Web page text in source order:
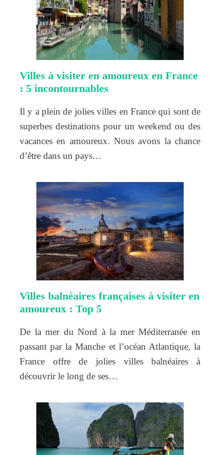
Villes à visiter en amoureux en France
: 5 incontournables
Il y a plein de jolies villes en France qui sont de
superbes destinations pour un weekend ou des
vacances en amoureux. Nous avons la chance
d’être dans un pays…
Villes balnéaires françaises à visiter en
amoureux : Top 5
De la mer du Nord à la mer Méditerranée en
passant par la Manche et l’océan Atlantique, la
France offre de jolies villes balnéaires à
découvrir le long de ses…